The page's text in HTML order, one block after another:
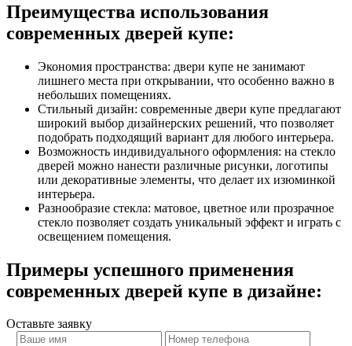
Преимущества использования
современных дверей купе:
Экономия пространства: двери купе не занимают
лишнего места при открывании, что особенно важно в
небольших помещениях.
Стильный дизайн: современные двери купе предлагают
широкий выбор дизайнерских решений, что позволяет
подобрать подходящий вариант для любого интерьера.
Возможность индивидуального оформления: на стекло
дверей можно нанести различные рисунки, логотипы
или декоративные элементы, что делает их изюминкой
интерьера.
Разнообразие стекла: матовое, цветное или прозрачное
стекло позволяет создать уникальный эффект и играть с
освещением помещения.
Примеры успешного применения
современных дверей купе в дизайне:
Оставьте заявку